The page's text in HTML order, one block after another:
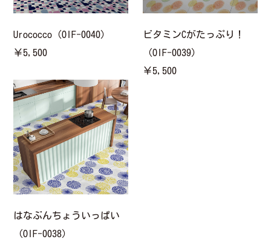
Urococco（OIF-0040）
￥5,500
ビタミンCがたっぷり！
（OIF-0039）
￥5,500
はなぶんちょういっぱい
（OIF-0038）